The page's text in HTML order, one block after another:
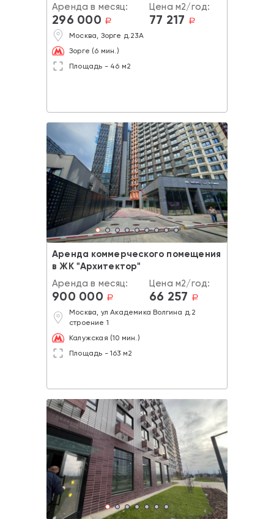
Аренда в месяц:
296 000 a
Цена м2/год:
77 217 a
Москва, Зорге д.23А
Зорге (6 мин.)
Площадь - 46 м2
Аренда коммерческого помещения
в ЖК "Архитектор"
Аренда в месяц:
900 000 a
Цена м2/год:
66 257 a
Москва, ул Академика Волгина д.2
строение 1
Калужская (10 мин.)
Площадь - 163 м2